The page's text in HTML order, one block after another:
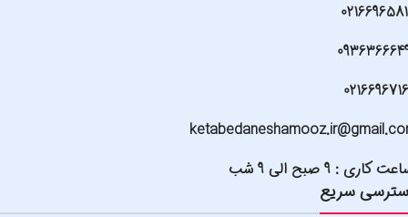
کاری : 9 صبح الی 9 شب
سریع